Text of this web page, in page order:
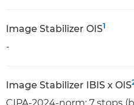
Image Stabilizer OIS1
-
Image Stabilizer IBIS x OIS